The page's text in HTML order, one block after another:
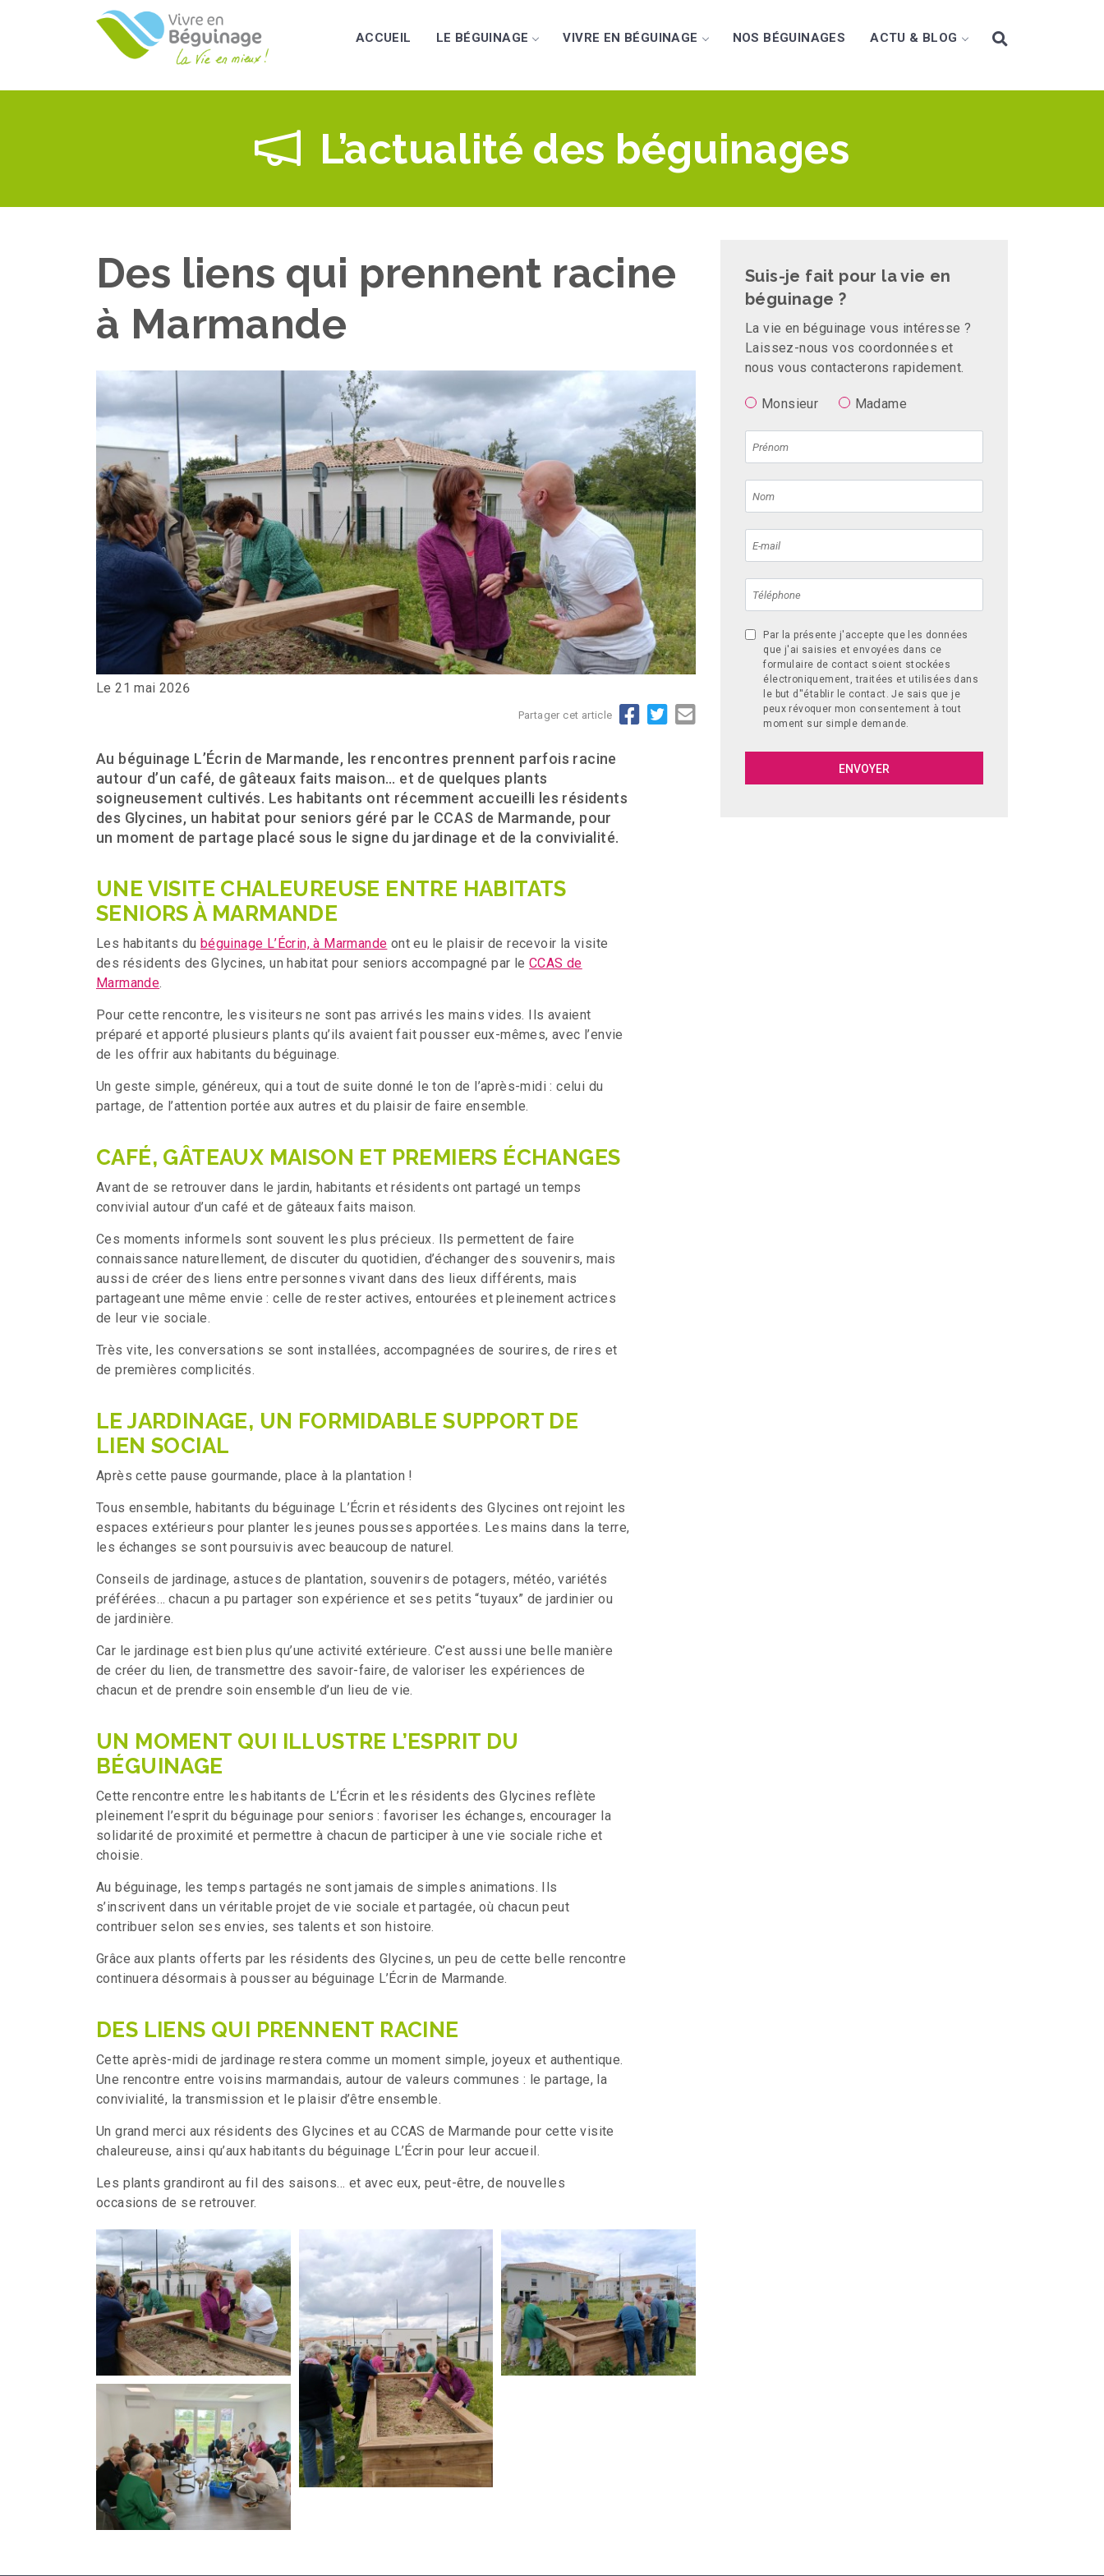
ACCUEIL LE BÉGUINAGE VIVRE EN BÉGUINAGE NOS BÉGUINAGES ACTU & BLOG
L’actualité des béguinages
Des liens qui prennent racine
à Marmande
Le 21 mai 2026
Partager cet article
Au béguinage L’Écrin de Marmande, les rencontres prennent parfois racine
autour d’un café, de gâteaux faits maison… et de quelques plants
soigneusement cultivés. Les habitants ont récemment accueilli les résidents
des Glycines, un habitat pour seniors géré par le CCAS de Marmande, pour
un moment de partage placé sous le signe du jardinage et de la convivialité.
UNE VISITE CHALEUREUSE ENTRE HABITATS
SENIORS À MARMANDE
Les habitants du béguinage L’Écrin, à Marmande ont eu le plaisir de recevoir la visite
des résidents des Glycines, un habitat pour seniors accompagné par le CCAS de
Marmande.
Pour cette rencontre, les visiteurs ne sont pas arrivés les mains vides. Ils avaient
préparé et apporté plusieurs plants qu’ils avaient fait pousser eux-mêmes, avec l’envie
de les offrir aux habitants du béguinage.
Un geste simple, généreux, qui a tout de suite donné le ton de l’après-midi : celui du
partage, de l’attention portée aux autres et du plaisir de faire ensemble.
CAFÉ, GÂTEAUX MAISON ET PREMIERS ÉCHANGES
Avant de se retrouver dans le jardin, habitants et résidents ont partagé un temps
convivial autour d’un café et de gâteaux faits maison.
Ces moments informels sont souvent les plus précieux. Ils permettent de faire
connaissance naturellement, de discuter du quotidien, d’échanger des souvenirs, mais
aussi de créer des liens entre personnes vivant dans des lieux différents, mais
partageant une même envie : celle de rester actives, entourées et pleinement actrices
de leur vie sociale.
Très vite, les conversations se sont installées, accompagnées de sourires, de rires et
de premières complicités.
LE JARDINAGE, UN FORMIDABLE SUPPORT DE
LIEN SOCIAL
Après cette pause gourmande, place à la plantation !
Tous ensemble, habitants du béguinage L’Écrin et résidents des Glycines ont rejoint les
espaces extérieurs pour planter les jeunes pousses apportées. Les mains dans la terre,
les échanges se sont poursuivis avec beaucoup de naturel.
Conseils de jardinage, astuces de plantation, souvenirs de potagers, météo, variétés
préférées… chacun a pu partager son expérience et ses petits “tuyaux” de jardinier ou
de jardinière.
Car le jardinage est bien plus qu’une activité extérieure. C’est aussi une belle manière
de créer du lien, de transmettre des savoir-faire, de valoriser les expériences de
chacun et de prendre soin ensemble d’un lieu de vie.
UN MOMENT QUI ILLUSTRE L’ESPRIT DU
BÉGUINAGE
Cette rencontre entre les habitants de L’Écrin et les résidents des Glycines reflète
pleinement l’esprit du béguinage pour seniors : favoriser les échanges, encourager la
solidarité de proximité et permettre à chacun de participer à une vie sociale riche et
choisie.
Au béguinage, les temps partagés ne sont jamais de simples animations. Ils
s’inscrivent dans un véritable projet de vie sociale et partagée, où chacun peut
contribuer selon ses envies, ses talents et son histoire.
Grâce aux plants offerts par les résidents des Glycines, un peu de cette belle rencontre
continuera désormais à pousser au béguinage L’Écrin de Marmande.
DES LIENS QUI PRENNENT RACINE
Cette après-midi de jardinage restera comme un moment simple, joyeux et authentique.
Une rencontre entre voisins marmandais, autour de valeurs communes : le partage, la
convivialité, la transmission et le plaisir d’être ensemble.
Un grand merci aux résidents des Glycines et au CCAS de Marmande pour cette visite
chaleureuse, ainsi qu’aux habitants du béguinage L’Écrin pour leur accueil.
Les plants grandiront au fil des saisons… et avec eux, peut-être, de nouvelles
occasions de se retrouver.
Suis-je fait pour la vie en
béguinage ?
La vie en béguinage vous intéresse ?
Laissez-nous vos coordonnées et
nous vous contacterons rapidement.
Monsieur Madame
Par la présente j'accepte que les données
que j'ai saisies et envoyées dans ce
formulaire de contact soient stockées
électroniquement, traitées et utilisées dans
le but d''établir le contact. Je sais que je
peux révoquer mon consentement à tout
moment sur simple demande.